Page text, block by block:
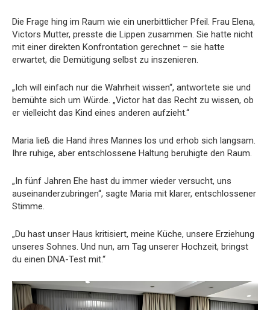
Die Frage hing im Raum wie ein unerbittlicher Pfeil. Frau Elena,
Victors Mutter, presste die Lippen zusammen. Sie hatte nicht
mit einer direkten Konfrontation gerechnet – sie hatte
erwartet, die Demütigung selbst zu inszenieren.
„Ich will einfach nur die Wahrheit wissen“, antwortete sie und
bemühte sich um Würde. „Victor hat das Recht zu wissen, ob
er vielleicht das Kind eines anderen aufzieht.“
Maria ließ die Hand ihres Mannes los und erhob sich langsam.
Ihre ruhige, aber entschlossene Haltung beruhigte den Raum.
„In fünf Jahren Ehe hast du immer wieder versucht, uns
auseinanderzubringen“, sagte Maria mit klarer, entschlossener
Stimme.
„Du hast unser Haus kritisiert, meine Küche, unsere Erziehung
unseres Sohnes. Und nun, am Tag unserer Hochzeit, bringst
du einen DNA-Test mit.“